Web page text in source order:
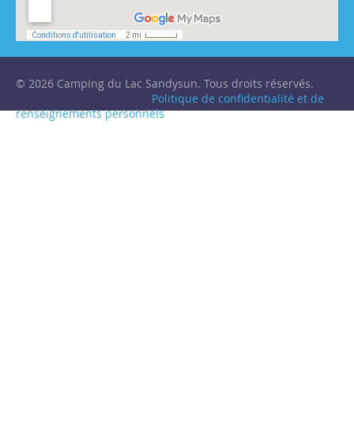
© 2026 Camping du Lac Sandysun. Tous droits réservés.
Politique de confidentialité et de
renseignements personnels